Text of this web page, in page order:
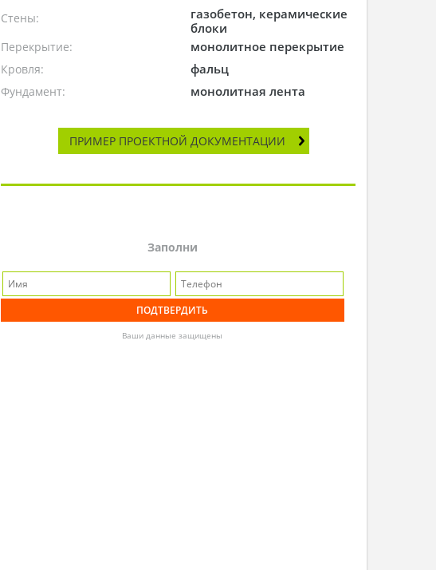
Стены:
газобетон, керамические
блоки
Перекрытие: монолитное перекрытие
Кровля: фальц
Фундамент: монолитная лента
ПРИМЕР ПРОЕКТНОЙ ДОКУМЕНТАЦИИ
Заполни
Ваши данные защищены